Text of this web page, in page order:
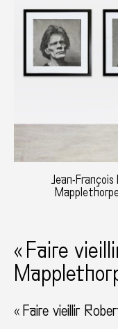
Jean-
« Faire
« Faire vieillir